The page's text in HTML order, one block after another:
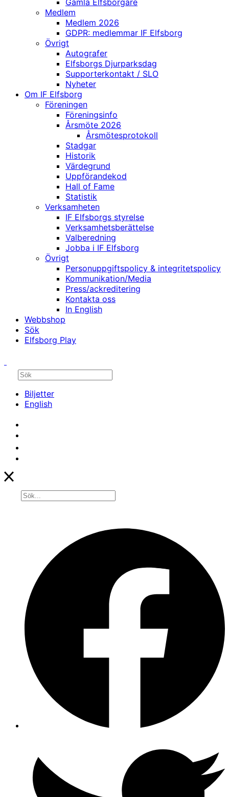
Gamla Elfsborgare
Medlem
Medlem 2026
GDPR: medlemmar IF Elfsborg
Övrigt
Autografer
Elfsborgs Djurparksdag
Supporterkontakt / SLO
Nyheter
Om IF Elfsborg
Föreningen
Föreningsinfo
Årsmöte 2026
Årsmötesprotokoll
Stadgar
Historik
Värdegrund
Uppförandekod
Hall of Fame
Statistik
Verksamheten
IF Elfsborgs styrelse
Verksamhetsberättelse
Valberedning
Jobba i IF Elfsborg
Övrigt
Personuppgiftspolicy & integritetspolicy
Kommunikation/Media
Press/ackreditering
Kontakta oss
In English
Webbshop
Sök
Elfsborg Play
Biljetter
English